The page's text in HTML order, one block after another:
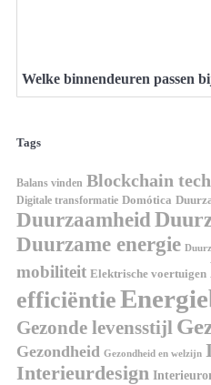
Welke binnendeuren passen
Tags
Balans vinden Blockchain
Digitale transformatie Domótica
Duurzaamheid
Duurzame energie
mobiliteit Elektrische voertuigen
efficiëntie
Gezonde levensstijl
Gezondheid Gezondheid en welzijn
Interieurdesign